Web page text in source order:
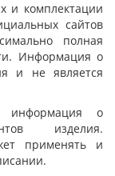
и комплектации
сайтов
полная
Информация о
и не является
информация о
изделия.
применять и